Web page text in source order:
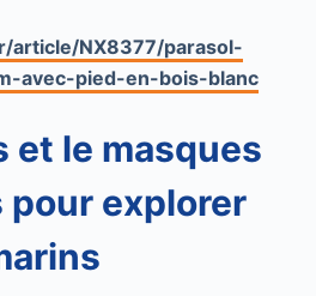
article/NX8377/parasol-
avec-pied-en-bois-blanc
et le masques
pour explorer